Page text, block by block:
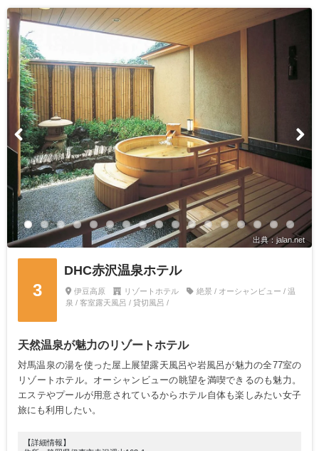
出典：jalan.net
3
DHC赤沢温泉ホテル
伊豆高原 リゾートホテル
絶景 / オーシャンビュー / 温
泉 / 客室露天風呂 / 貸切風呂 /
天然温泉が魅力のリゾートホテル
対馬温泉の湯を使った屋上展望露天風呂や岩風呂が魅力の全77室の
リゾートホテル。オーシャンビューの眺望を満喫できるのも魅力。
エステやプールが用意されているからホテル自体も楽しみたい女子
旅にも利用したい。
【詳細情報】